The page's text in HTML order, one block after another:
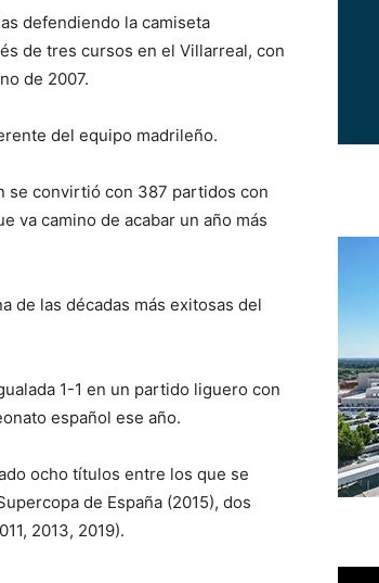
defendiendo la camiseta
de tres cursos en el Villarreal, con
de 2007.
del equipo madrileño.
se convirtió con 387 partidos con
va camino de acabar un año más
de las décadas más exitosas del
1-1 en un partido liguero con
español ese año.
ocho títulos entre los que se
de España (2015), dos
2013, 2019).